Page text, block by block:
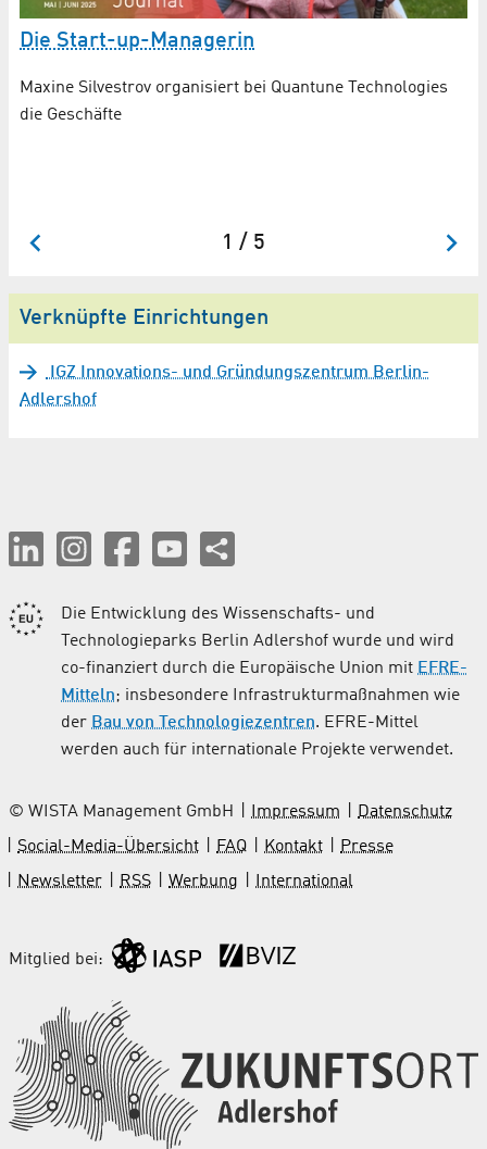
Die Start-up-Managerin
Maxine Silvestrov organisiert bei Quantune Technologies
die Geschäfte
1 / 5
Verknüpfte Einrichtungen
IGZ Innovations- und Gründungszentrum Berlin-
Adlershof
Die Entwicklung des Wissenschafts- und
Technologieparks Berlin Adlershof wurde und wird
co-finanziert durch die Europäische Union mit EFRE-
Mitteln; insbesondere Infrastrukturmaßnahmen wie
der Bau von Technologiezentren. EFRE-Mittel
werden auch für internationale Projekte verwendet.
© WISTA Management GmbH Impressum
Datenschutz
Social-Media-Übersicht
FAQ Kontakt
Presse
Newsletter
RSS Werbung International
Mitglied bei: